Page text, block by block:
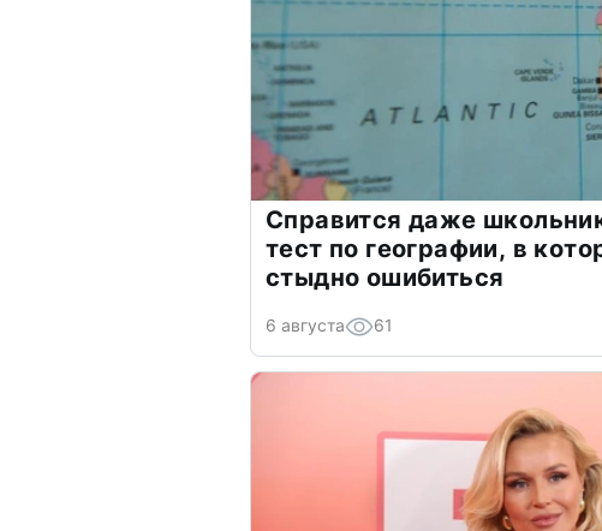
Справится даже
тест по географии, в
стыдно ошибиться
6 августа 61